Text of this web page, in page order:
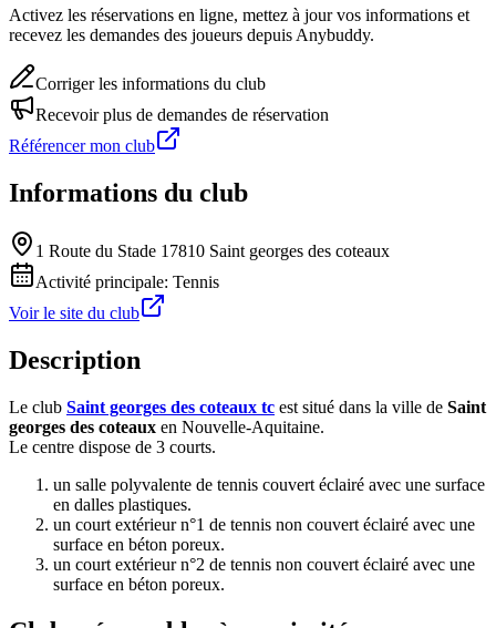
Activez les réservations en ligne, mettez à jour vos informations et
recevez les demandes des joueurs depuis Anybuddy.
Corriger les informations du club
Recevoir plus de demandes de réservation
Référencer mon club
Informations du club
1 Route du Stade 17810 Saint georges des coteaux
Activité principale: Tennis
Voir le site du club
Description
Le club Saint georges des coteaux tc est situé dans la ville de Saint
georges des coteaux en Nouvelle-Aquitaine.
Le centre dispose de 3 courts.
un salle polyvalente de tennis couvert éclairé avec une surface
en dalles plastiques.
un court extérieur n°1 de tennis non couvert éclairé avec une
surface en béton poreux.
un court extérieur n°2 de tennis non couvert éclairé avec une
surface en béton poreux.